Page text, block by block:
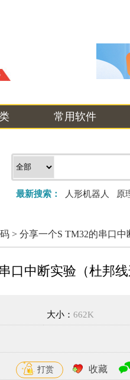
常用软件
最新搜索： 人形机器人 原
> 分享一个S TM32的串口中
口中断实验（杜邦线
大小： 662K
打赏 收藏